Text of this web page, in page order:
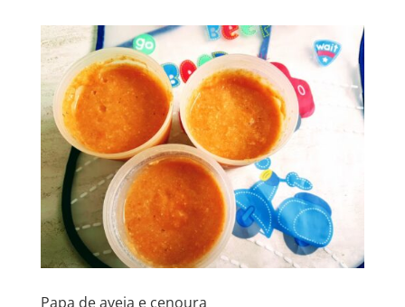
Papa de aveia e cenoura